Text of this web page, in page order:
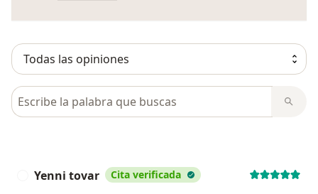
Busca en opiniones
Yenni tovar Cita verificada